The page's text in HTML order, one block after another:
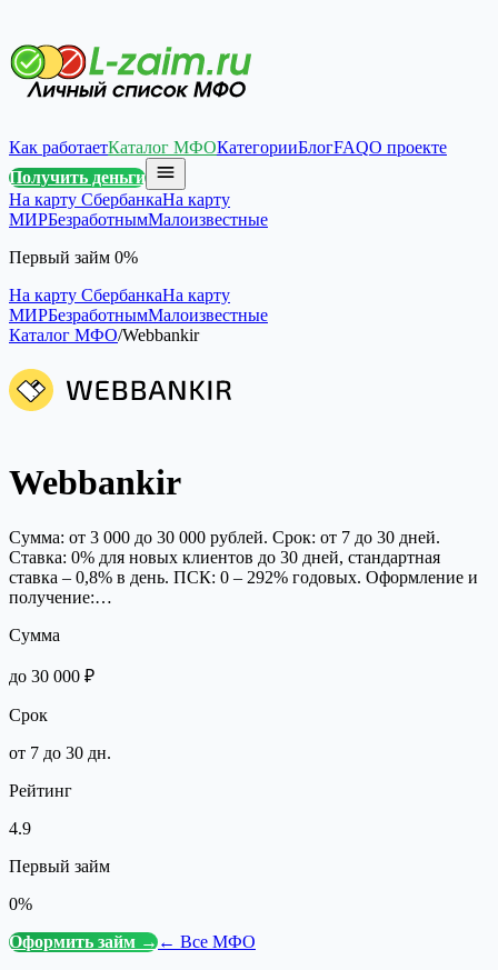
Как работаетКаталог МФОКатегорииБлогFAQО проекте
Получить деньги
На карту СбербанкаНа карту
МИРБезработнымМалоизвестные
Первый займ 0%
На карту СбербанкаНа карту
МИРБезработнымМалоизвестные
Каталог МФО/Webbankir
Webbankir
Сумма: от 3 000 до 30 000 рублей. Срок: от 7 до 30 дней.
Ставка: 0% для новых клиентов до 30 дней, стандартная
ставка – 0,8% в день. ПСК: 0 – 292% годовых. Оформление и
получение:…
Сумма
до 30 000 ₽
Срок
от 7 до 30 дн.
Рейтинг
4.9
Первый займ
0%
Оформить займ →← Все МФО